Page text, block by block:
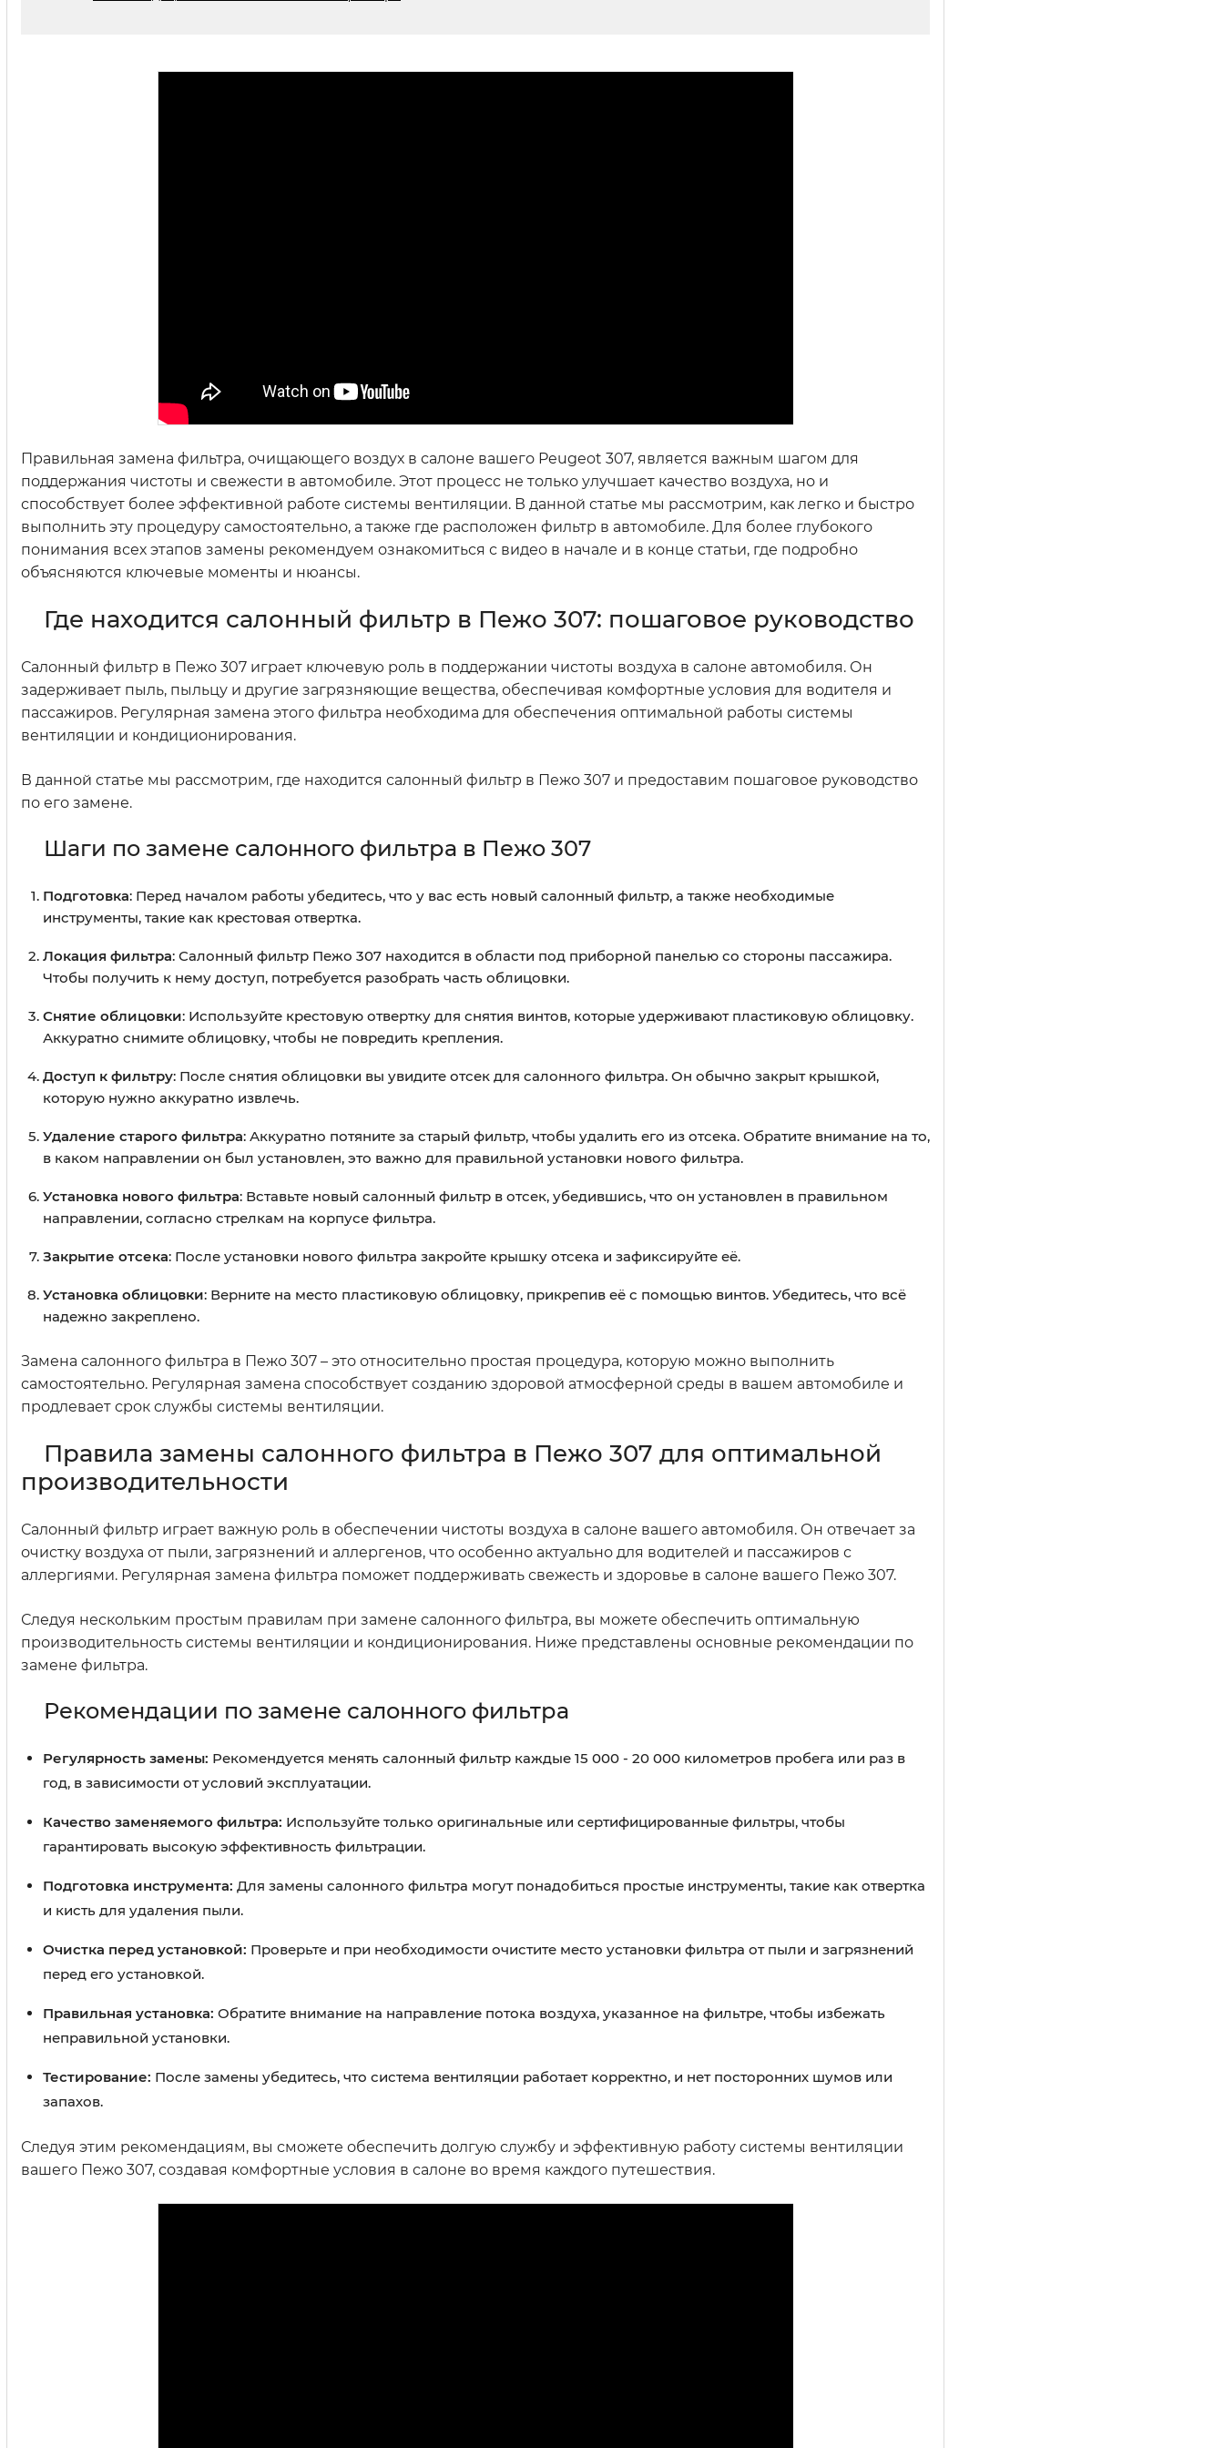
Правильная замена фильтра, очищающего воздух в салоне вашего Peugeot 307, является важным шагом для
поддержания чистоты и свежести в автомобиле. Этот процесс не только улучшает качество воздуха, но и
способствует более эффективной работе системы вентиляции. В данной статье мы рассмотрим, как легко и быстро
выполнить эту процедуру самостоятельно, а также где расположен фильтр в автомобиле. Для более глубокого
понимания всех этапов замены рекомендуем ознакомиться с видео в начале и в конце статьи, где подробно
объясняются ключевые моменты и нюансы.
Где находится салонный фильтр в Пежо 307: пошаговое руководство
Салонный фильтр в Пежо 307 играет ключевую роль в поддержании чистоты воздуха в салоне автомобиля. Он
задерживает пыль, пыльцу и другие загрязняющие вещества, обеспечивая комфортные условия для водителя и
пассажиров. Регулярная замена этого фильтра необходима для обеспечения оптимальной работы системы
вентиляции и кондиционирования.
В данной статье мы рассмотрим, где находится салонный фильтр в Пежо 307 и предоставим пошаговое руководство
по его замене.
Шаги по замене салонного фильтра в Пежо 307
Подготовка: Перед началом работы убедитесь, что у вас есть новый салонный фильтр, а также необходимые
инструменты, такие как крестовая отвертка.
Локация фильтра: Салонный фильтр Пежо 307 находится в области под приборной панелью со стороны пассажира.
Чтобы получить к нему доступ, потребуется разобрать часть облицовки.
Снятие облицовки: Используйте крестовую отвертку для снятия винтов, которые удерживают пластиковую облицовку.
Аккуратно снимите облицовку, чтобы не повредить крепления.
Доступ к фильтру: После снятия облицовки вы увидите отсек для салонного фильтра. Он обычно закрыт крышкой,
которую нужно аккуратно извлечь.
Удаление старого фильтра: Аккуратно потяните за старый фильтр, чтобы удалить его из отсека. Обратите внимание на то,
в каком направлении он был установлен, это важно для правильной установки нового фильтра.
Установка нового фильтра: Вставьте новый салонный фильтр в отсек, убедившись, что он установлен в правильном
направлении, согласно стрелкам на корпусе фильтра.
Закрытие отсека: После установки нового фильтра закройте крышку отсека и зафиксируйте её.
Установка облицовки: Верните на место пластиковую облицовку, прикрепив её с помощью винтов. Убедитесь, что всё
надежно закреплено.
Замена салонного фильтра в Пежо 307 – это относительно простая процедура, которую можно выполнить
самостоятельно. Регулярная замена способствует созданию здоровой атмосферной среды в вашем автомобиле и
продлевает срок службы системы вентиляции.
Правила замены салонного фильтра в Пежо 307 для оптимальной
производительности
Салонный фильтр играет важную роль в обеспечении чистоты воздуха в салоне вашего автомобиля. Он отвечает за
очистку воздуха от пыли, загрязнений и аллергенов, что особенно актуально для водителей и пассажиров с
аллергиями. Регулярная замена фильтра поможет поддерживать свежесть и здоровье в салоне вашего Пежо 307.
Следуя нескольким простым правилам при замене салонного фильтра, вы можете обеспечить оптимальную
производительность системы вентиляции и кондиционирования. Ниже представлены основные рекомендации по
замене фильтра.
Рекомендации по замене салонного фильтра
Регулярность замены: Рекомендуется менять салонный фильтр каждые 15 000 - 20 000 километров пробега или раз в
год, в зависимости от условий эксплуатации.
Качество заменяемого фильтра: Используйте только оригинальные или сертифицированные фильтры, чтобы
гарантировать высокую эффективность фильтрации.
Подготовка инструмента: Для замены салонного фильтра могут понадобиться простые инструменты, такие как отвертка
и кисть для удаления пыли.
Очистка перед установкой: Проверьте и при необходимости очистите место установки фильтра от пыли и загрязнений
перед его установкой.
Правильная установка: Обратите внимание на направление потока воздуха, указанное на фильтре, чтобы избежать
неправильной установки.
Тестирование: После замены убедитесь, что система вентиляции работает корректно, и нет посторонних шумов или
запахов.
Следуя этим рекомендациям, вы сможете обеспечить долгую службу и эффективную работу системы вентиляции
вашего Пежо 307, создавая комфортные условия в салоне во время каждого путешествия.